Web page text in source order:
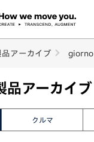
of Dreams
品アーカイブ giorno
品アーカイブ
クルマ